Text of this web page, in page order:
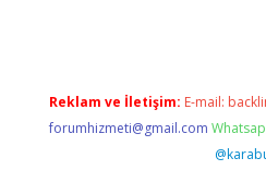
Reklam ve İletişim: E-mail:
forumhizmeti@gmail.com